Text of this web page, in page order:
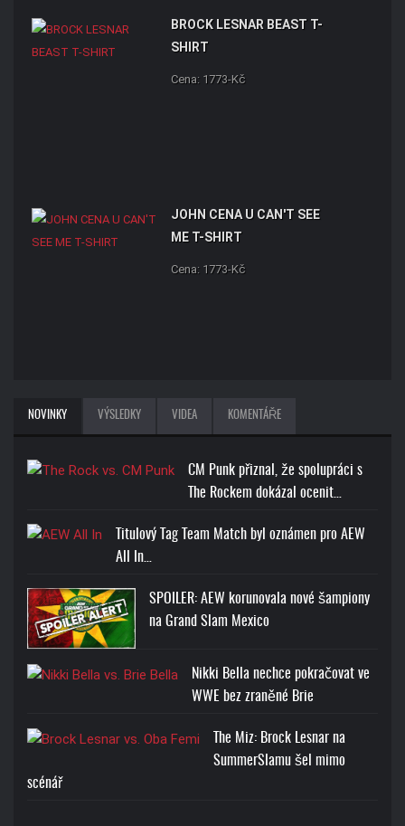
BROCK LESNAR BEAST T-
SHIRT
Cena: 1773-Kč
JOHN CENA U CAN'T SEE
ME T-SHIRT
Cena: 1773-Kč
NOVINKY VÝSLEDKY VIDEA KOMENTÁŘE
CM Punk přiznal, že spolupráci s
The Rockem dokázal ocenit…
Titulový Tag Team Match byl oznámen pro AEW
All In…
SPOILER: AEW korunovala nové šampiony
na Grand Slam Mexico
Nikki Bella nechce pokračovat ve
WWE bez zraněné Brie
The Miz: Brock Lesnar na
SummerSlamu šel mimo
scénář